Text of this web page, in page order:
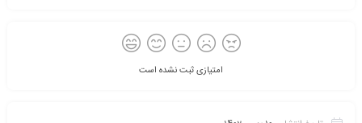
امتیازی ثبت نشده است